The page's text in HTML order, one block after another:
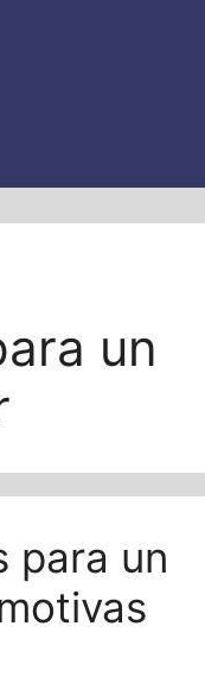
un
para un